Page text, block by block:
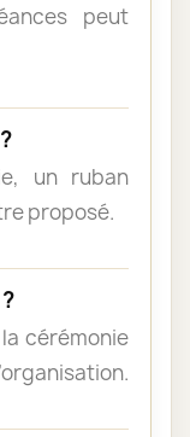
peut
un ruban
proposé.
cérémonie